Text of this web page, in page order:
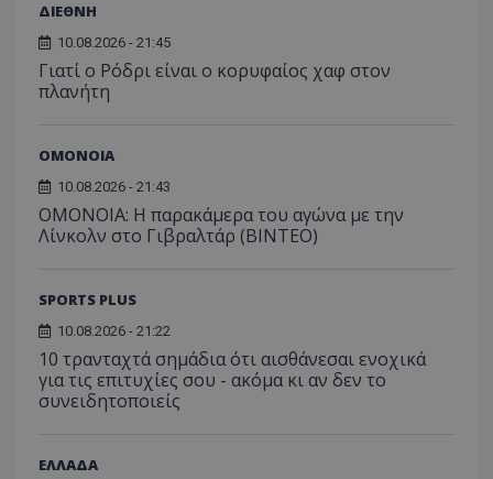
ΔΙΕΘΝΗ
10.08.2026 - 21:45
Γιατί ο Ρόδρι είναι ο κορυφαίος χαφ στον
πλανήτη
ΟΜΟΝΟΙΑ
10.08.2026 - 21:43
OMONOIA: Η παρακάμερα του αγώνα με την
Λίνκολν στο Γιβραλτάρ (BINTEO)
SPORTS PLUS
10.08.2026 - 21:22
10 τρανταχτά σημάδια ότι αισθάνεσαι ενοχικά
για τις επιτυχίες σου - ακόμα κι αν δεν το
συνειδητοποιείς
ΕΛΛΑΔΑ